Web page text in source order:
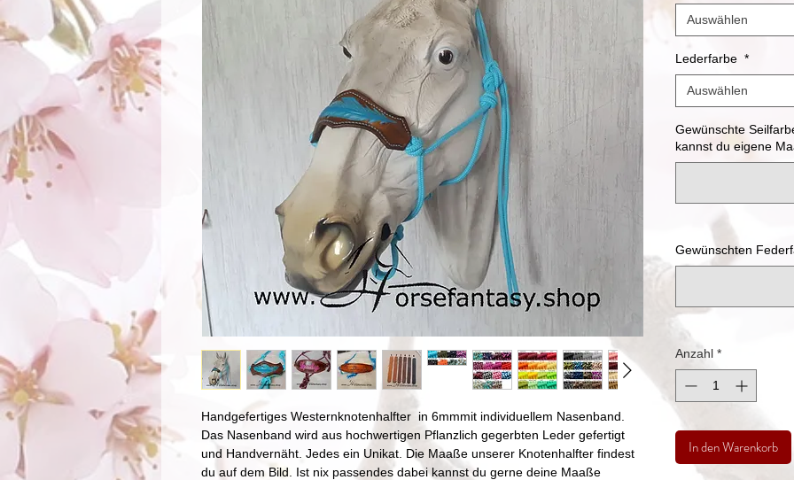
Handgefertiges Westernknotenhalfter in 6mmmit individuellem Nasenband.
Das Nasenband wird aus hochwertigen Pflanzlich gegerbten Leder gefertigt
und Handvernäht. Jedes ein Unikat. Die Maaße unserer Knotenhalfter findest
du auf dem Bild. Ist nix passendes dabei kannst du gerne deine Maaße
Auswählen
Lederfarbe *
Auswählen
Gewünschte
kannst du eigene
Gewünschten
Anzahl *
In den Warenkorb